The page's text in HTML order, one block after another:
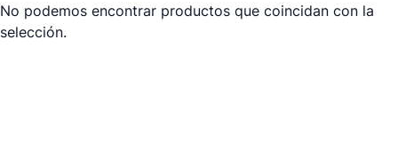
No podemos encontrar productos que coincidan con la
selección.